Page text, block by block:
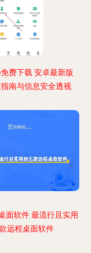
费下载 安卓最新版
南与信息安全透视
面软件 最流行且实用
远程桌面软件